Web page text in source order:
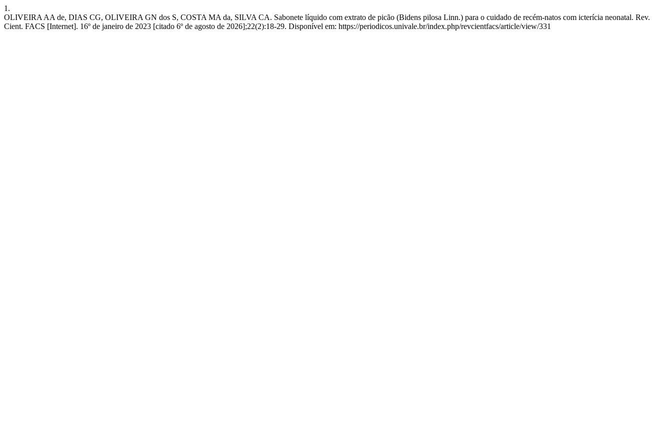
1.
OLIVEIRA AA de, DIAS CG, OLIVEIRA GN dos S, COSTA MA da, SILVA CA. Sabonete líquido com extrato de picão (Bidens pilosa Linn.) para o cuidado de recém-natos com icterícia neonatal. Rev.
Cient. FACS [Internet]. 16º de janeiro de 2023 [citado 6º de agosto de 2026];22(2):18-29. Disponível em: https://periodicos.univale.br/index.php/revcientfacs/article/view/331